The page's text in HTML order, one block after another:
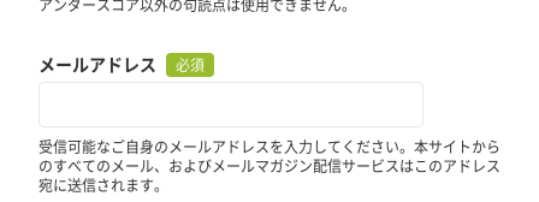
アンダースコア以外の句読点は使用できません。
メールアドレス 必須
受信可能なご自身のメールアドレスを入力してください。本サイトから
のすべてのメール、およびメールマガジン配信サービスはこのアドレス
宛に送信されます。